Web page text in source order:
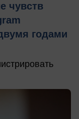
чувств
годами